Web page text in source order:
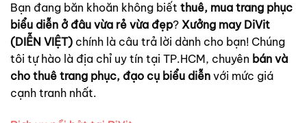
Bạn đang băn khoăn không biết thuê, mua trang phục
biểu diễn ở đâu vừa rẻ vừa đẹp? Xưởng may DiVit
(DIỄN VIỆT) chính là câu trả lời dành cho bạn! Chúng
tôi tự hào là địa chỉ uy tín tại TP.HCM, chuyên bán và
cho thuê trang phục, đạo cụ biểu diễn với mức giá
cạnh tranh nhất.